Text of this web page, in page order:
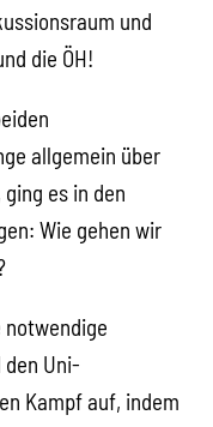
und
die ÖH!
allgemein über
es in den
Wie gehen wir
Uni-
Kampf auf, indem